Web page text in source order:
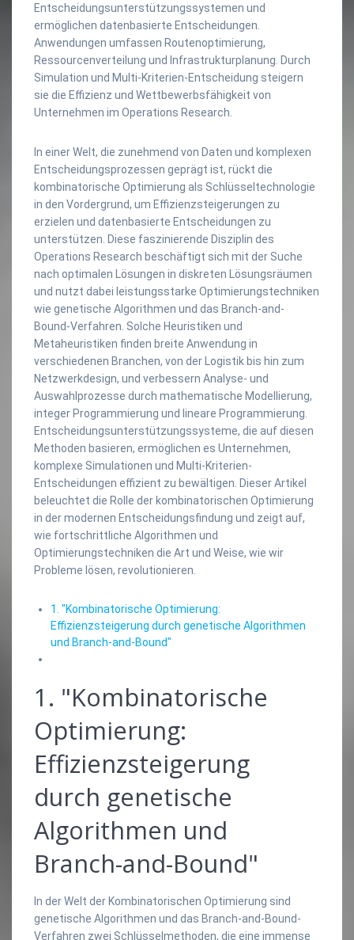
Entscheidungsunterstützungssystemen und
ermöglichen datenbasierte Entscheidungen.
Anwendungen umfassen Routenoptimierung,
Ressourcenverteilung und Infrastrukturplanung. Durch
Simulation und Multi-Kriterien-Entscheidung steigern
sie die Effizienz und Wettbewerbsfähigkeit von
Unternehmen im Operations Research.
In einer Welt, die zunehmend von Daten und komplexen
Entscheidungsprozessen geprägt ist, rückt die
kombinatorische Optimierung als Schlüsseltechnologie
in den Vordergrund, um Effizienzsteigerungen zu
erzielen und datenbasierte Entscheidungen zu
unterstützen. Diese faszinierende Disziplin des
Operations Research beschäftigt sich mit der Suche
nach optimalen Lösungen in diskreten Lösungsräumen
und nutzt dabei leistungsstarke Optimierungstechniken
wie genetische Algorithmen und das Branch-and-
Bound-Verfahren. Solche Heuristiken und
Metaheuristiken finden breite Anwendung in
verschiedenen Branchen, von der Logistik bis hin zum
Netzwerkdesign, und verbessern Analyse- und
Auswahlprozesse durch mathematische Modellierung,
integer Programmierung und lineare Programmierung.
Entscheidungsunterstützungssysteme, die auf diesen
Methoden basieren, ermöglichen es Unternehmen,
komplexe Simulationen und Multi-Kriterien-
Entscheidungen effizient zu bewältigen. Dieser Artikel
beleuchtet die Rolle der kombinatorischen Optimierung
in der modernen Entscheidungsfindung und zeigt auf,
wie fortschrittliche Algorithmen und
Optimierungstechniken die Art und Weise, wie wir
Probleme lösen, revolutionieren.
1. "Kombinatorische Optimierung:
Effizienzsteigerung durch genetische Algorithmen
und Branch-and-Bound"
1. "Kombinatorische
Optimierung:
Effizienzsteigerung
durch genetische
Algorithmen und
Branch-and-Bound"
In der Welt der Kombinatorischen Optimierung sind
genetische Algorithmen und das Branch-and-Bound-
Verfahren zwei Schlüsselmethoden, die eine immense